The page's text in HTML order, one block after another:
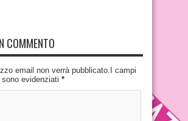
COMMENTO
email non verrà pubblicato.I campi
evidenziati *